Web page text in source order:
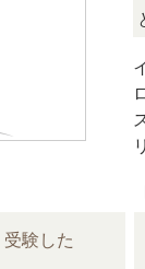
試験？」と疑
受験した